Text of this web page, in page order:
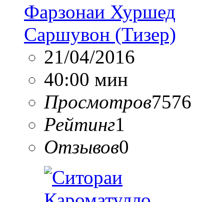
Фарзонаи Хуршед
Саршувон (Тизер)
21/04/2016
40:00 мин
Просмотров7576
Рейтинг1
Отзывов0